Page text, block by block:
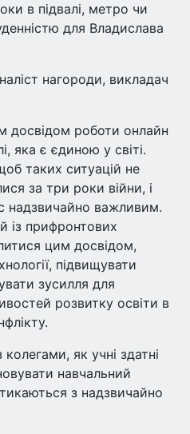
в підвалі, метро чи
для Владислава
нагороди, викладач
досвідом роботи онлайн
яка є єдиною у світі.
таких ситуацій не
за три роки війни, і
надзвичайно важливим.
із прифронтових
цим досвідом,
підвищувати
зусилля для
розвитку освіти в
як учні здатні
навчальний
з надзвичайно